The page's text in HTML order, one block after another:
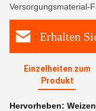
Versorgungsmaterial-
Erhalten
Einzelheiten zum
Produkt
Hervorheben: